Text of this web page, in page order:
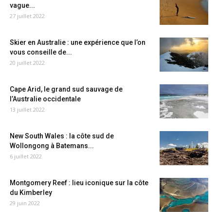
vague...
27 juillet 2022
Skier en Australie : une expérience que l’on
vous conseille de...
20 juillet 2022
Cape Arid, le grand sud sauvage de
l’Australie occidentale
13 juillet 2022
New South Wales : la côte sud de
Wollongong à Batemans...
6 juillet 2022
Montgomery Reef : lieu iconique sur la côte
du Kimberley
29 juin 2022